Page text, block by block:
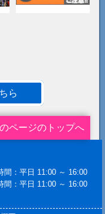
ら
ページのトップへ
：平日 11:00 ～ 16:00
：平日 11:00 ～ 16:00